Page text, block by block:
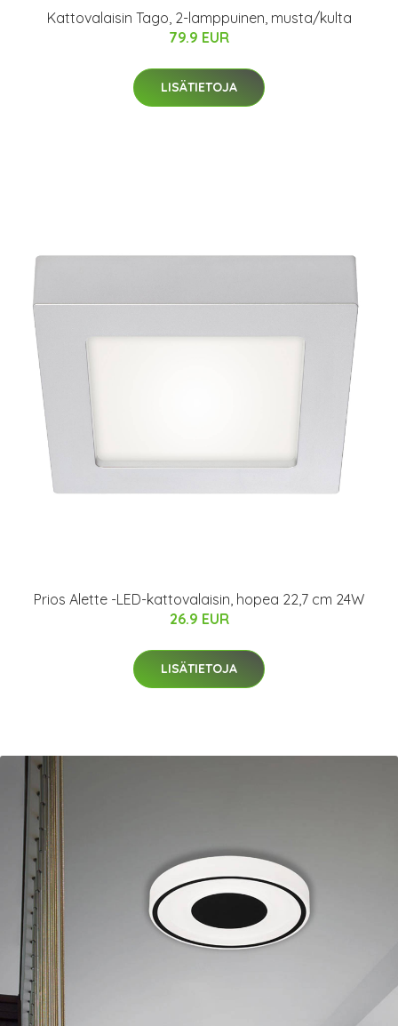
Kattovalaisin Tago, 2-lamppuinen, musta/kulta
79.9 EUR
LISÄTIETOJA
Prios Alette -LED-kattovalaisin, hopea 22,7 cm 24W
26.9 EUR
LISÄTIETOJA